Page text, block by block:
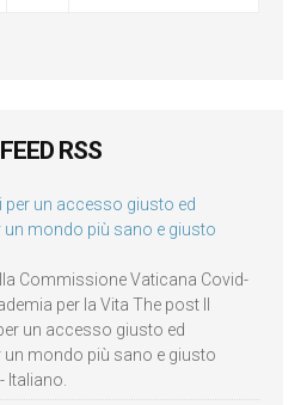
FEED RSS
per un accesso giusto ed
un mondo più sano e giusto
Commissione Vaticana Covid-
per la Vita The post Il
un accesso giusto ed
un mondo più sano e giusto
Italiano.